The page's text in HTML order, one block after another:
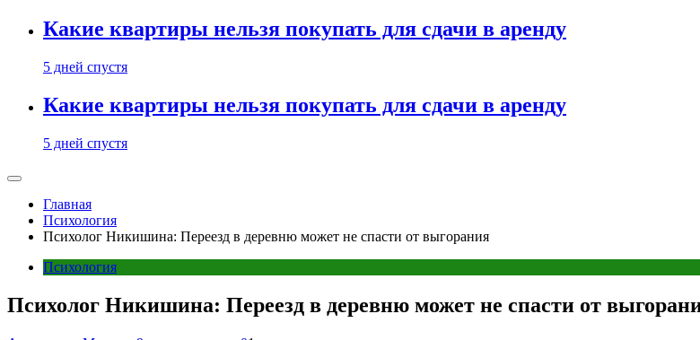
Какие квартиры нельзя покупать для сдачи в аренду
5 дней спустя
Какие квартиры нельзя покупать для сдачи в аренду
5 дней спустя
Главная
Психология
Психолог Никишина: Переезд в деревню может не спасти от выгорания
Психология
Психолог Никишина: Переезд в деревню может не спасти от